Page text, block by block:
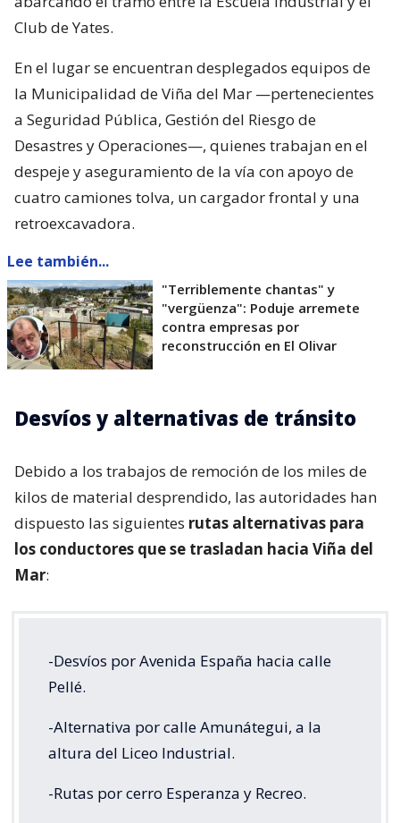
Club de Yates.
En el lugar se encuentran desplegados equipos de
la Municipalidad de Viña del Mar —pertenecientes
a Seguridad Pública, Gestión del Riesgo de
Desastres y Operaciones—, quienes trabajan en el
despeje y aseguramiento de la vía con apoyo de
cuatro camiones tolva, un cargador frontal y una
retroexcavadora.
Lee también...
"Terriblemente chantas" y
"vergüenza": Poduje arremete
contra empresas por
reconstrucción en El Olivar
Desvíos y alternativas de tránsito
Debido a los trabajos de remoción de los miles de
kilos de material desprendido, las autoridades han
dispuesto las siguientes rutas alternativas para
los conductores que se trasladan hacia Viña del
Mar:
-Desvíos por Avenida España hacia calle
Pellé.
-Alternativa por calle Amunátegui, a la
altura del Liceo Industrial.
-Rutas por cerro Esperanza y Recreo.